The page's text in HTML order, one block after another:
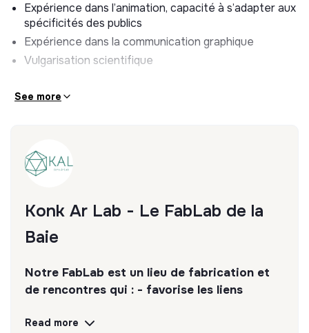
Lien vers la page de la mission : https://www.service-
civique.gouv.fr/trouver-ma-mission/encourager-la-
preservation-de-lenvironnement-148-
69cb78bbc98eb-69ca7a8c5c58f4413a6b9a03
Expérience dans l’animation, capacité à s’adapter aux
spécificités des publics
Expérience dans la communication graphique
Vulgarisation scientifique
See more
Konk Ar Lab - Le FabLab de la
Baie
Notre FabLab est un lieu de fabrication et
de rencontres qui : - favorise les liens
innovantes pour les transitions majeures -
Read more